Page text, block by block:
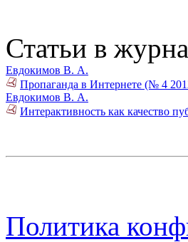
Статьи в
Евдокимов В. А.
Пропаганда в Интернете (№ 4
Евдокимов В. А.
Интерактивность как качество
Политика